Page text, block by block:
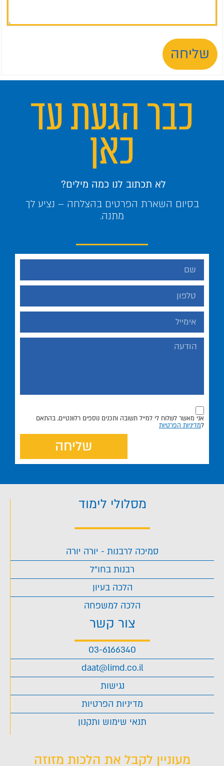
שליחה
כבר הגעת עד
כאן
לא תכתוב לנו כמה מילים?
בסיום השארת הפרטים בהצלחה – נציע לך
מתנה.
אני מאשר לשלוח לי למייל תשובה ותכנים נוספים רלוונטיים, בהתאם
למדיניות הפרטיות
שליחה
מסלולי לימוד
סמיכה לרבנות - יורה יורה
רבנות בחו"ל
הלכה בעיון
הלכה למשפחה
צור קשר
03-6166340
daat@limd.co.il
נגישות
מדיניות הפרטיות
תנאי שימוש ותקנון
מעוניין לקבל את הלכות מזוזה